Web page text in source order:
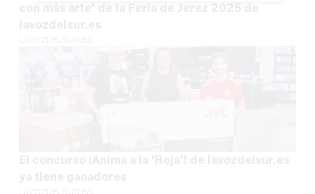
con más arte' de la Feria de Jerez 2025 de